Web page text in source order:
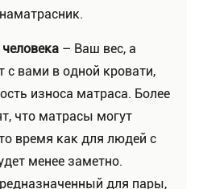
– Ваш вес, а
с вами в одной кровати,
износа матраса. Более
что матрасы могут
время как для людей с
менее заметно.
для пары,